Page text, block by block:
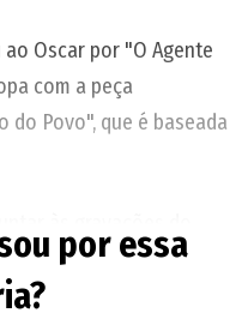
de um Sofredor
Oscar por "O Agente
com a peça
do Povo", que é baseada
às gravações do
como Margot Robbie
sua turnê nos palcos.
por essa